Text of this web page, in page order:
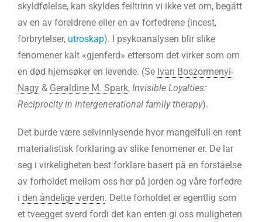
skyldfølelse, kan skyldes feiltrinn vi ikke vet om, begått
av en av foreldrene eller en av forfedrene (incest,
forbrytelser, utroskap). I psykoanalysen blir slike
fenomener kalt «gjenferd» ettersom det virker som om
en død hjemsøker en levende. (Se Ivan Boszormenyi-
Nagy & Geraldine M. Spark, Invisible Loyalties:
Reciprocity in intergenerational family therapy).
Det burde være selvinnlysende hvor mangelfull en rent
materialistisk forklaring av slike fenomener er. De lar
seg i virkeligheten best forklare basert på en forståelse
av forholdet mellom oss her på jorden og våre forfedre
i den åndelige verden. Dette forholdet er egentlig som
et tveegget sverd fordi det kan enten gi oss muligheten